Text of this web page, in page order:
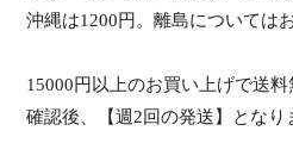
沖縄は1200円。離島については
15000円以上のお買い上げで送
確認後、【週2回の発送】となり